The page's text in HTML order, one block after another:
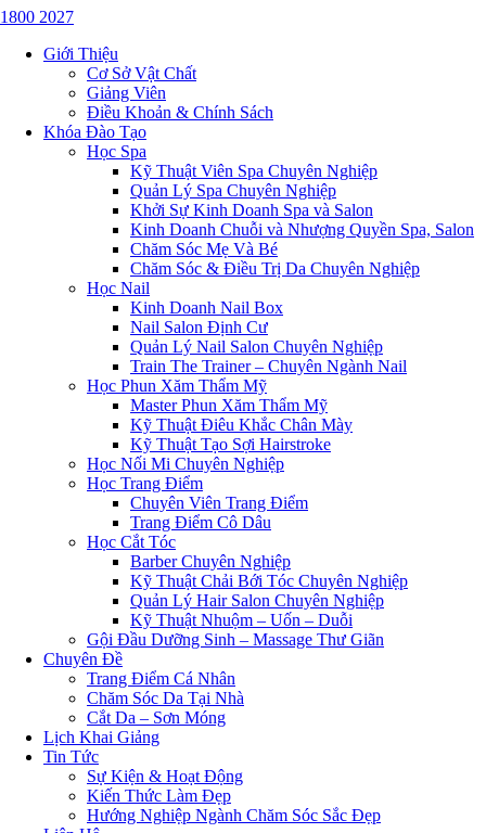
1800 2027
Giới Thiệu
Cơ Sở Vật Chất
Giảng Viên
Điều Khoản & Chính Sách
Khóa Đào Tạo
Học Spa
Kỹ Thuật Viên Spa Chuyên Nghiệp
Quản Lý Spa Chuyên Nghiệp
Khởi Sự Kinh Doanh Spa và Salon
Kinh Doanh Chuỗi và Nhượng Quyền Spa, Salon
Chăm Sóc Mẹ Và Bé
Chăm Sóc & Điều Trị Da Chuyên Nghiệp
Học Nail
Kinh Doanh Nail Box
Nail Salon Định Cư
Quản Lý Nail Salon Chuyên Nghiệp
Train The Trainer – Chuyên Ngành Nail
Học Phun Xăm Thẩm Mỹ
Master Phun Xăm Thẩm Mỹ
Kỹ Thuật Điêu Khắc Chân Mày
Kỹ Thuật Tạo Sợi Hairstroke
Học Nối Mi Chuyên Nghiệp
Học Trang Điểm
Chuyên Viên Trang Điểm
Trang Điểm Cô Dâu
Học Cắt Tóc
Barber Chuyên Nghiệp
Kỹ Thuật Chải Bới Tóc Chuyên Nghiệp
Quản Lý Hair Salon Chuyên Nghiệp
Kỹ Thuật Nhuộm – Uốn – Duỗi
Gội Đầu Dưỡng Sinh – Massage Thư Giãn
Chuyên Đề
Trang Điểm Cá Nhân
Chăm Sóc Da Tại Nhà
Cắt Da – Sơn Móng
Lịch Khai Giảng
Tin Tức
Sự Kiện & Hoạt Động
Kiến Thức Làm Đẹp
Hướng Nghiệp Ngành Chăm Sóc Sắc Đẹp